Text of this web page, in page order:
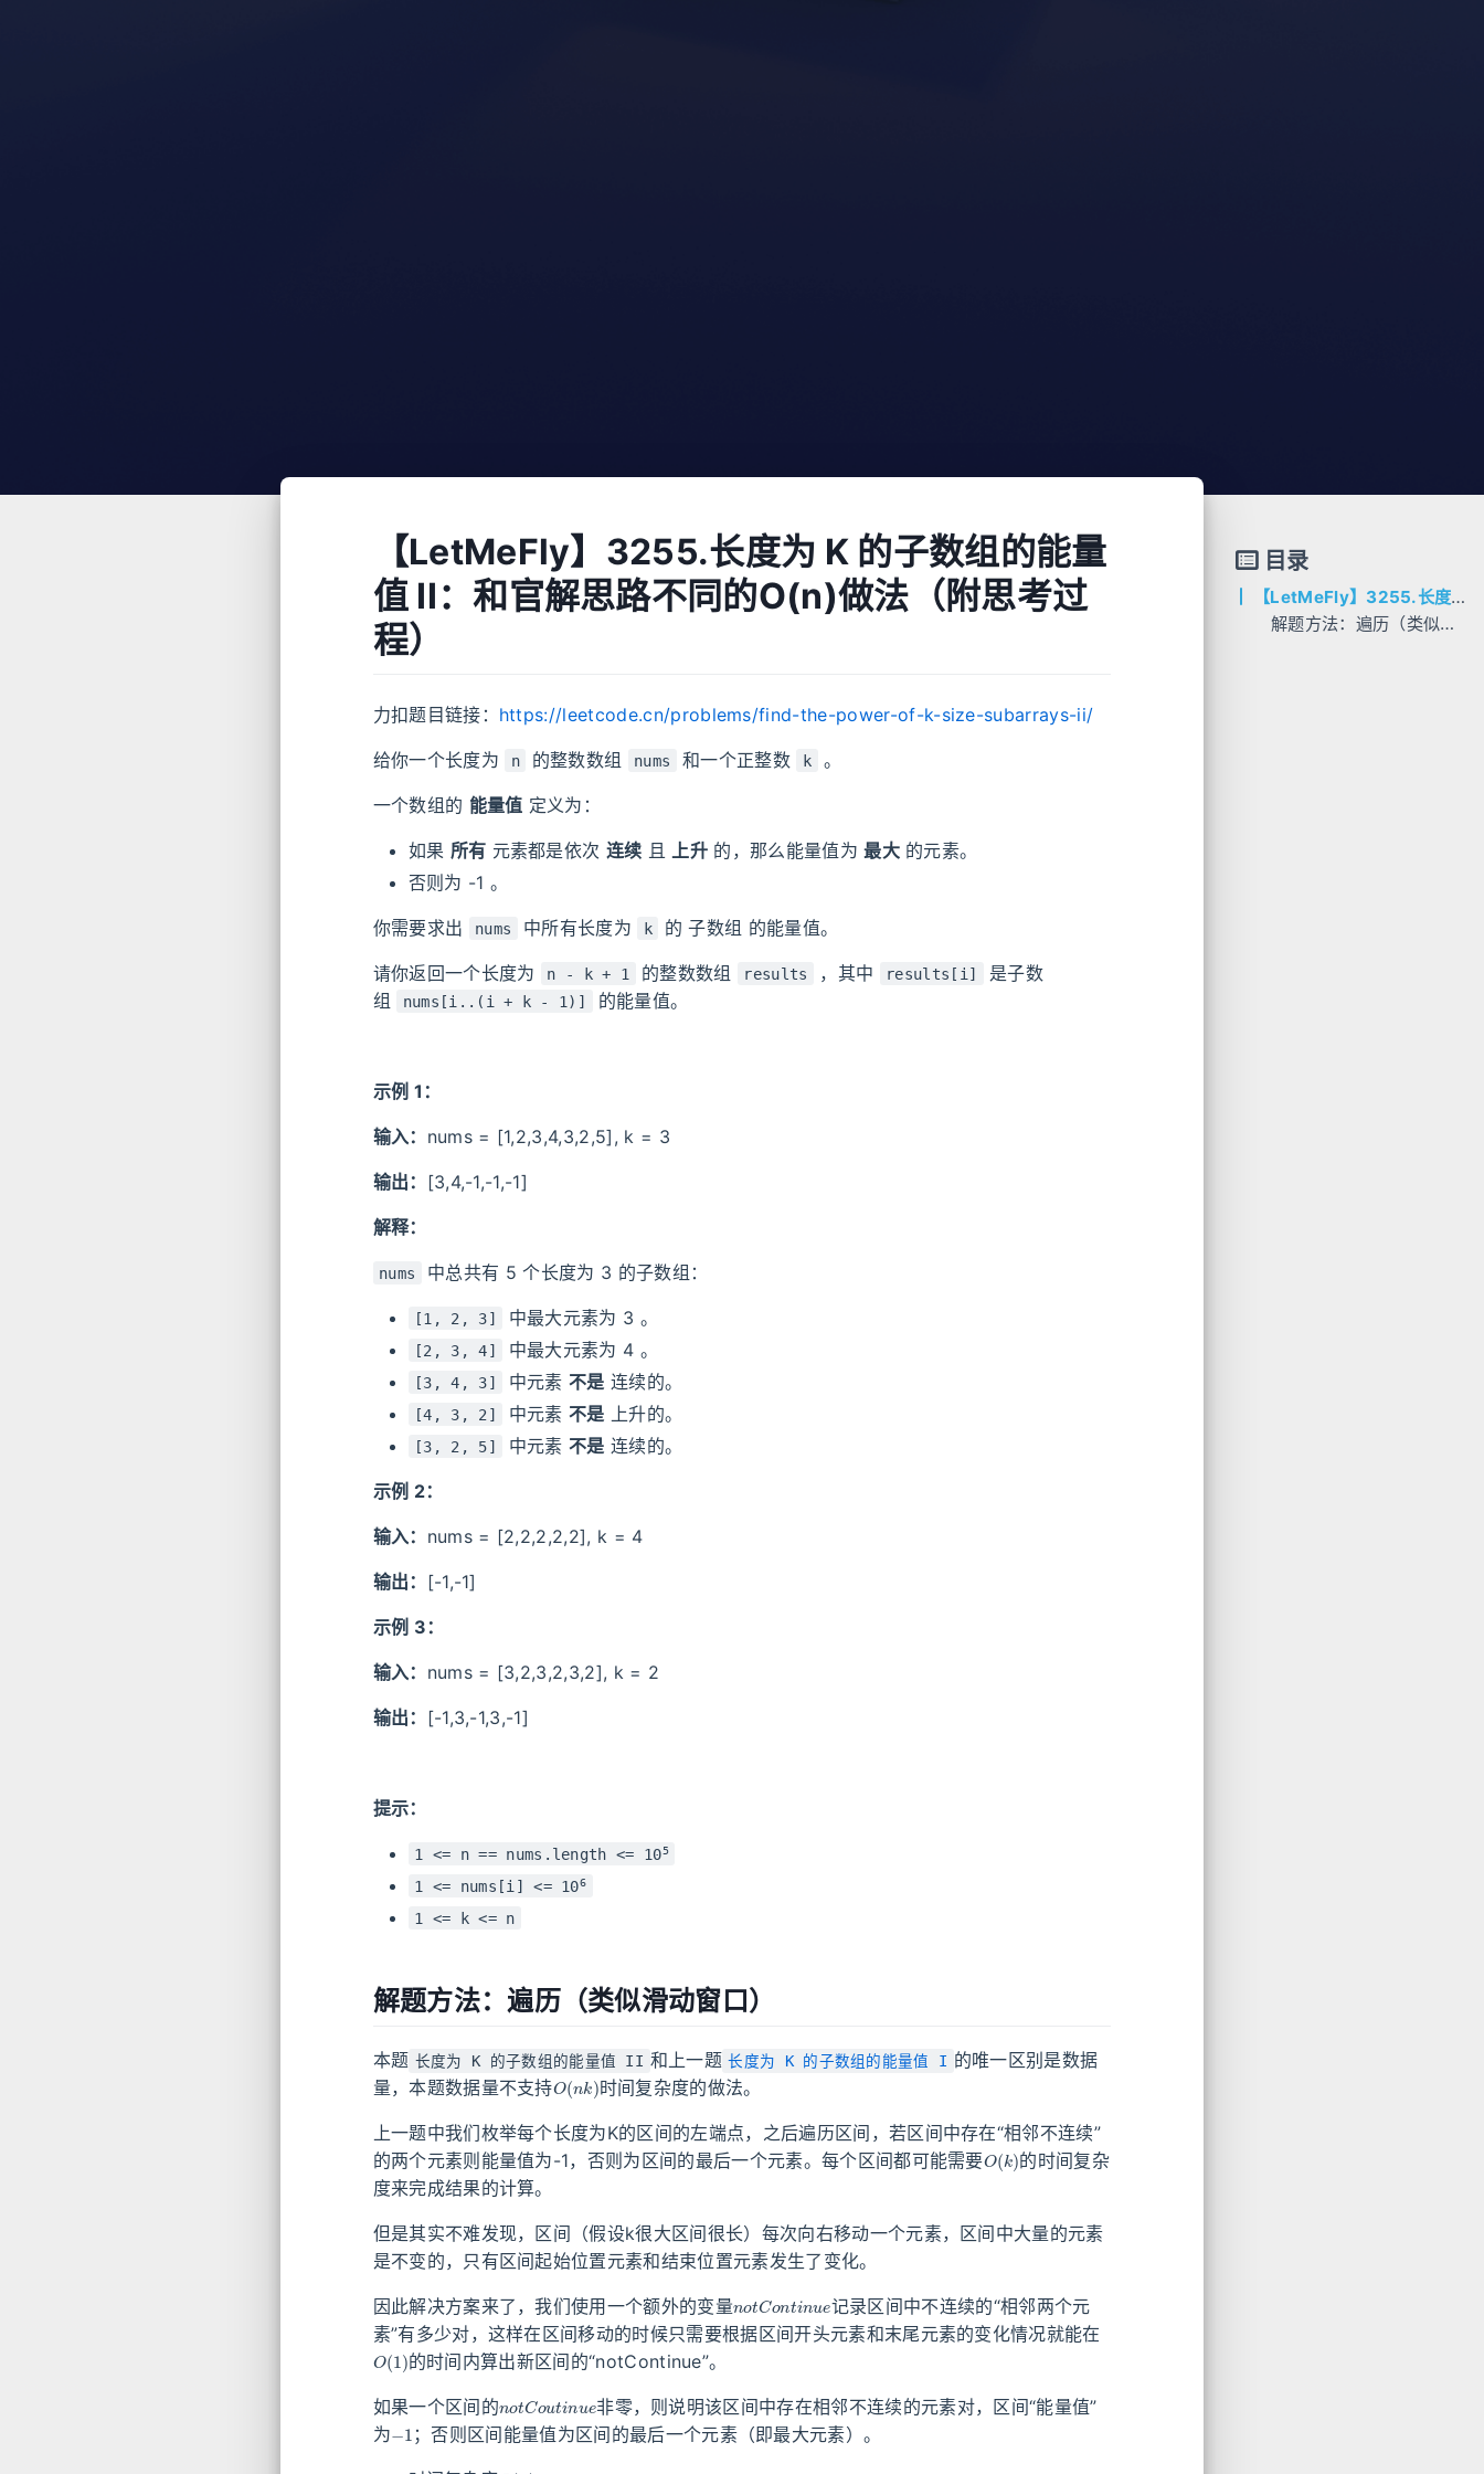
【LetMeFly】3255.长度为 K 的子数组的能量
值 II：和官解思路不同的O(n)做法（附思考过
程）
力扣题目链接： https://leetcode.cn/problems/find-the-power-of-k-size-subarrays-ii/
给你一个长度为 n 的整数数组 nums 和一个正整数 k 。
一个数组的 能量值 定义为：
如果 所有 元素都是依次 连续 且 上升 的，那么能量值为最大的元素。
否则为 -1 。
你需要求出 nums 中所有长度为 k 的子数组 的能量值。
请你返回一个长度为 n - k + 1 的整数数组 results ，其中 results[i]
是子数
组
nums[i..(i + k - 1)] 的能量值。
示例 1：
输入： nums = [1,2,3,4,3,2,5], k = 3
输出： [3,4,-1,-1,-1]
解释：
nums 中总共有 5 个长度为 3 的子数组：
[1, 2, 3] 中最大元素为 3 。
[2, 3, 4] 中最大元素为 4 。
[3, 4, 3] 中元素 不是 连续的。
[4, 3, 2] 中元素 不是 上升的。
[3, 2, 5] 中元素 不是 连续的。
示例 2：
输入： nums = [2,2,2,2,2], k = 4
输出： [-1,-1]
示例 3：
输入： nums = [3,2,3,2,3,2], k = 2
输出： [-1,3,-1,3,-1]
提示：
1 <= n == nums.length <= 105
1 <= nums[i] <= 106
1 <= k <= n
解题方法：遍历（类似滑动窗口）
本题 长度为 K 的子数组的能量值 II 和上一题 长度为 K 的子数组的能量值 I 的唯一区别是数据
量，本题数据量不支持
O(nk)
时间复杂度的做法。
上一题中我们枚举每个长度为K的区间的左端点，之后遍历区间，若区间中存在“相邻不连续”
的两个元素则能量值为-1，否则为区间的最后一个元素。每个区间都可能需要
O (k)
的时间复杂
度来完成结果的计算。
但是其实不难发现，区间（假设k很大区间很长）每次向右移动一个元素，区间中大量的元素
是不变的，只有区间起始位置元素和结束位置元素发生了变化。
因此解决方案来了，我们使用一个额外的变量
记录区间中不连续的“相邻两个元
素”有多少对，这样在区间移动的时候只需要根据区间开头元素和末尾元素的变化情况就能在
O( 1)
的时间内算出新区间的“notContinue”。
如果一个区间的
非零，则说明该区间中存在相邻不连续的元素对，区间“能量值”
为
−1
；否则区间能量值为区间的最后一个元素（即最大元素）。
目录
【LetMeFly】3255.长度为 K 的子数组的能量值 II：和官解思路不同的O(n)做法（附思考过程）
解题方法：遍历（类似滑动窗口）